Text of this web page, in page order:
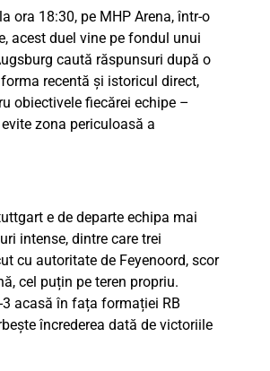
ora 18:30, pe MHP Arena, într-o
acest duel vine pe fondul unui
caută răspunsuri după o
recentă și istoricul direct,
obiectivele fiecărei echipe –
zona periculoasă a
e de departe echipa mai
intense, dintre care trei
cu autoritate de Feyenoord, scor
cel puțin pe teren propriu.
acasă în fața formației RB
încrederea dată de victoriile